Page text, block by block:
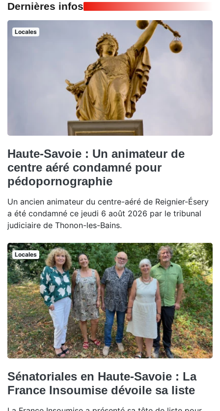
Dernières infos
Locales
Haute-Savoie : Un animateur de
centre aéré condamné pour
pédopornographie
Un ancien animateur du centre-aéré de Reignier-Ésery
a été condamné ce jeudi 6 août 2026 par le tribunal
judiciaire de Thonon-les-Bains.
Locales
Sénatoriales en Haute-Savoie : La
France Insoumise dévoile sa liste